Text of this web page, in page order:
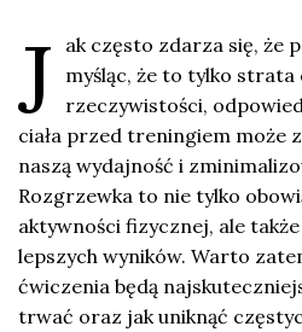
J
ak często zdarza się, że
myśląc, że to tylko strata
rzeczywistości,
ciała przed treningiem może
naszą wydajność i
Rozgrzewka to nie tylko
aktywności fizycznej, ale
lepszych wyników. Warto
ćwiczenia będą
trwać oraz jak uniknąć